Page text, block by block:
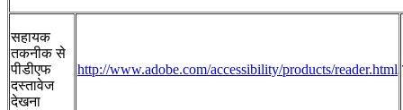
सहायक
तकनीक से
पीडीएफ
दस्‍तावेज
देखना
http://www.adobe.com/accessibility/products/reader.html